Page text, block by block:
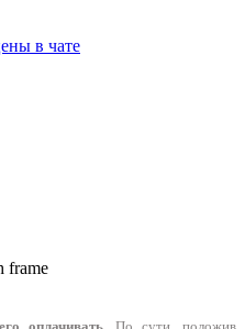
в чате
frame